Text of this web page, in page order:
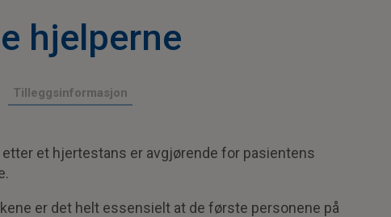
hjelperne
Tilleggsinformasjon
et hjertestans er avgjørende for pasientens
er det helt essensielt at de første personene på